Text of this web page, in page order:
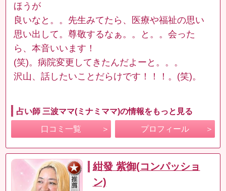
ほうが
良いなと。。先生みてたら、医療や福祉の思い
思い出して。尊敬するなぁ。。と。。会った
ら、本音いいます！
(笑)。病院変更してきたんだよーと。。。
沢山、話したいことだらけです！！！。(笑)。
占い師 三波ママ(ミナミママ)の情報をもっと見る
口コミ一覧 プロフィール
紺發 紫御(コンパッショ
ン)